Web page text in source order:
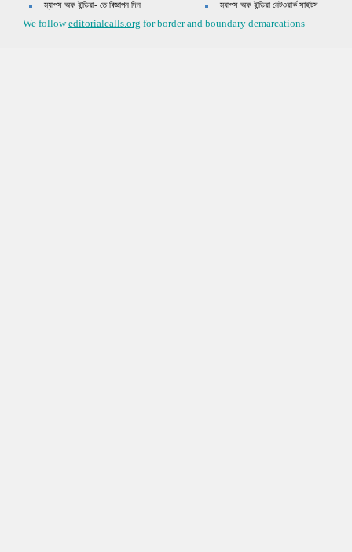
ম্যাপস অফ ইন্ডিয়া- তে বিজ্ঞাপন দিন ম্যাপস অফ ইন্ডিয়া নেটওয়ার্ক সাইটস
We followeditorialcalls.org for border and boundary demarcations